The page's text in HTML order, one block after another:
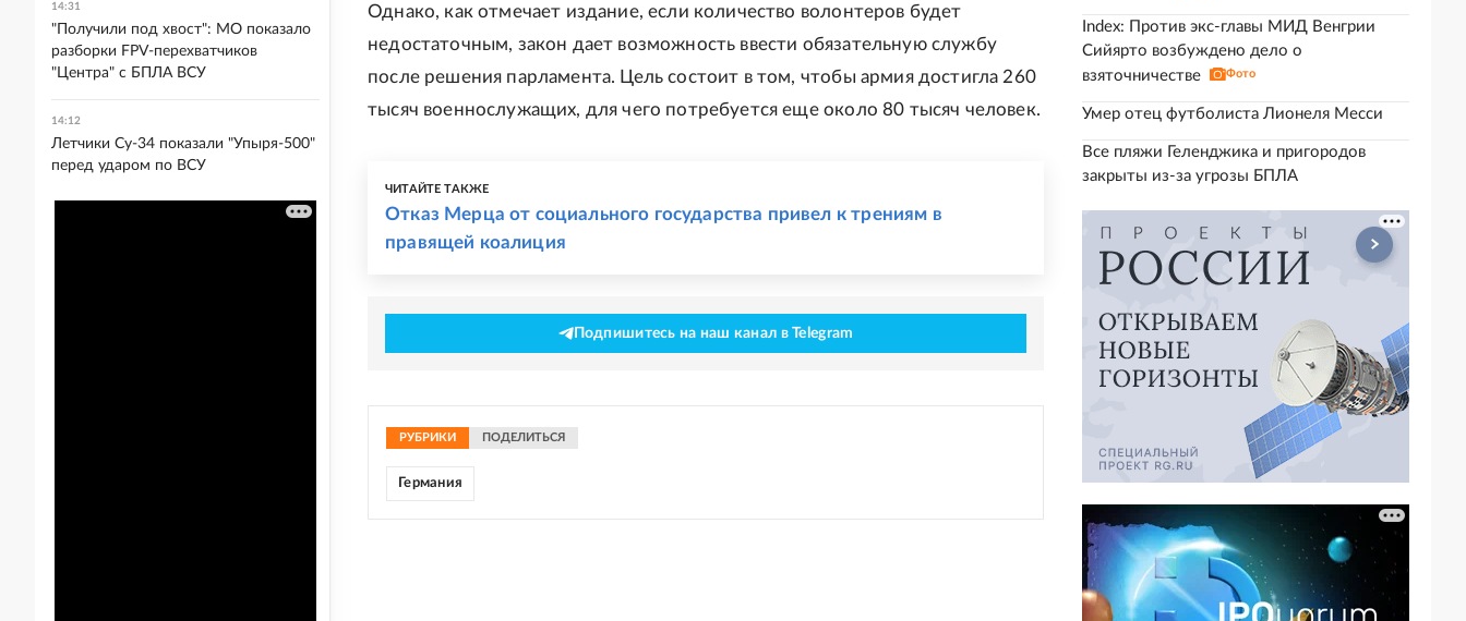
Однако, как отмечает издание, если количество волонтеров будет
недостаточным, закон дает возможность ввести обязательную службу
после решения парламента. Цель состоит в том, чтобы армия достигла 260
тысяч военнослужащих, для чего потребуется еще около 80 тысяч человек.
ЧИТАЙТЕ ТАКЖЕ
Отказ Мерца от социального государства привел к трениям в
правящей коалиция
Подпишитесь на наш канал в Telegram
РУБРИКИ ПОДЕЛИТЬСЯ
Германия
Index: Против экс-главы МИД Венгрии
Сийярто возбуждено дело о
взяточничестве
Фото
Умер отец футболиста Лионеля Месси
Все пляжи Геленджика и пригородов
закрыты из-за угрозы БПЛА
14:31
"Получили под хвост": МО показало
разборки FPV-перехватчиков
"Центра" с БПЛА ВСУ
14:12
Летчики Су-34 показали "Упыря-500"
перед ударом по ВСУ